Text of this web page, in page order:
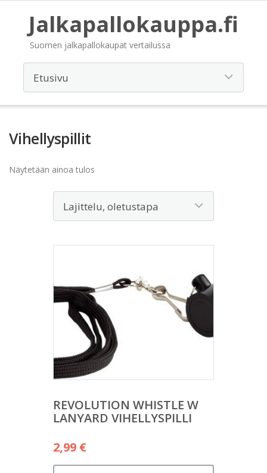
Jalkapallokauppa.fi
Suomen jalkapallokaupat vertailussa
Vihellyspillit
Näytetään ainoa tulos
REVOLUTION WHISTLE W
LANYARD VIHELLYSPILLI
2,99 €